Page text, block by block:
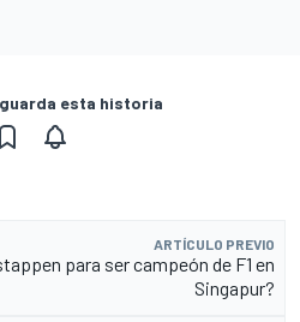
esta historia
ARTÍCULO PREVIO
para ser campeón de F1 en
Singapur?